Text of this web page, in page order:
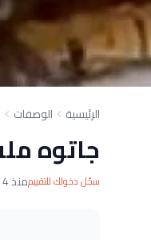
الرئيسية الوصفات
جاتوه
سجّل دخولك للتقييممنذ 4 أسابيع